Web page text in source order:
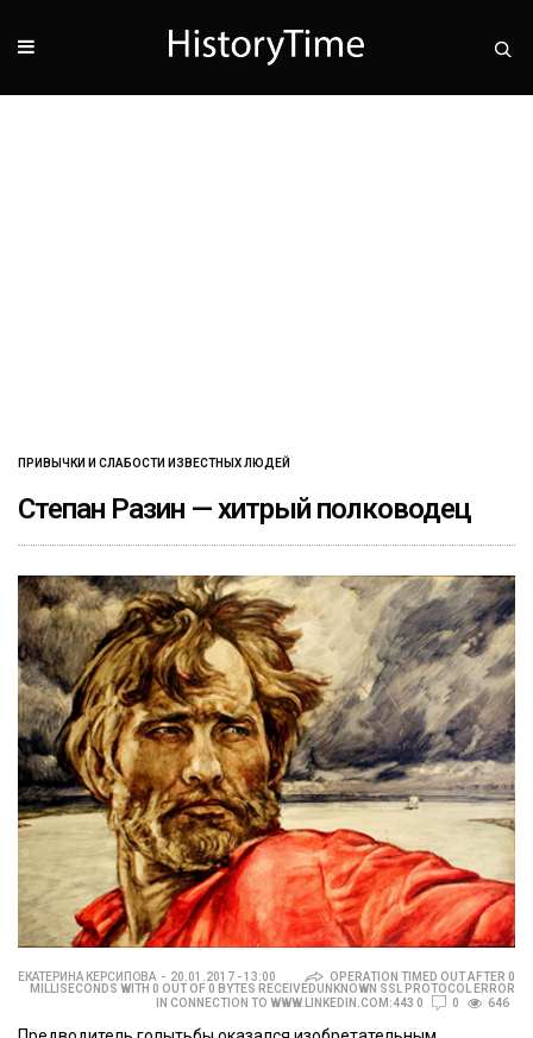
ПРИВЫЧКИ И СЛАБОСТИ ИЗВЕСТНЫХ ЛЮДЕЙ
Степан Разин — хитрый полководец
ЕКАТЕРИНА КЕРСИПОВА 20.01.2017 - 13:00
OPERATION TIMED OUT AFTER 0
MILLISECONDS WITH 0 OUT OF 0 BYTES RECEIVEDUNKNOWN SSL PROTOCOL ERROR
IN CONNECTION TO WWW.LINKEDIN.COM:443 0
0 646